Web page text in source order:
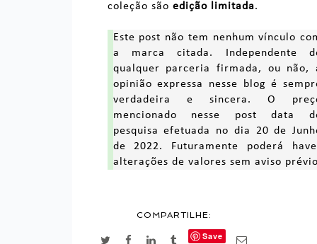
coleção são edição limitada.
Este post não tem nenhum vínculo
a marca citada. Independente
qualquer parceria firmada, ou não,
opinião expressa nesse blog é
verdadeira e sincera. O
mencionado nesse post data
pesquisa efetuada no dia 20 de
de 2022. Futuramente poderá
alterações de valores sem aviso
COMPARTILHE:
Save